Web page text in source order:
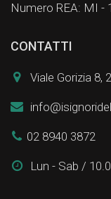
Numero REA: MI -
CONTATTI
Viale Gorizia 8,
02 8940 3872
Lun - Sab /